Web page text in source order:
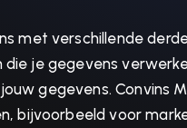
met verschillende
je gegevens
gegevens.
bijvoorbeeld voor